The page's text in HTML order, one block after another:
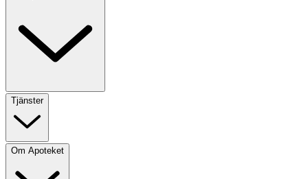
Tjänster
Om Apoteket